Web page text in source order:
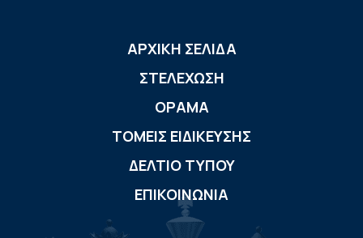
ΑΡΧΙΚΗ ΣΕΛΙΔΑ
ΣΤΕΛΕΧΩΣΗ
ΟΡΑΜΑ
ΤΟΜΕΙΣ ΕΙΔΙΚΕΥΣΗΣ
ΔΕΛΤΙΟ ΤΥΠΟΥ
ΕΠΙΚΟΙΝΩΝΙΑ